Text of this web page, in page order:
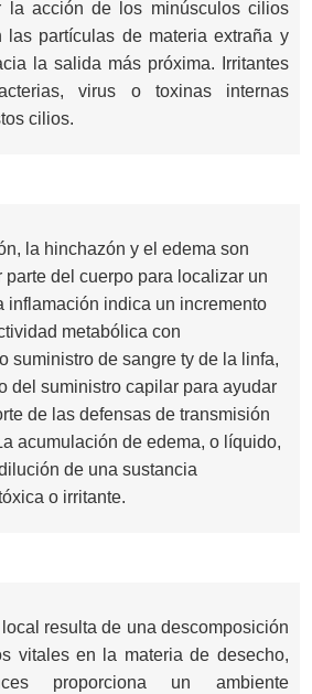
la acción de los minúsculos cilios
las partículas de materia extraña y
la salida más próxima. Irritantes
virus o toxinas internas
cilios.
la hinchazón y el edema son
parte del cuerpo para localizar un
inflamación indica un incremento
metabólica con
suministro de sangre ty de la linfa,
del suministro capilar para ayudar
de las defensas de transmisión
acumulación de edema, o líquido,
de una sustancia
o irritante.
resulta de una descomposición
vitales en la materia de desecho,
proporciona un ambiente